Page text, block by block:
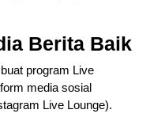
Berita Baik
program Live
media sosial
Live Lounge).